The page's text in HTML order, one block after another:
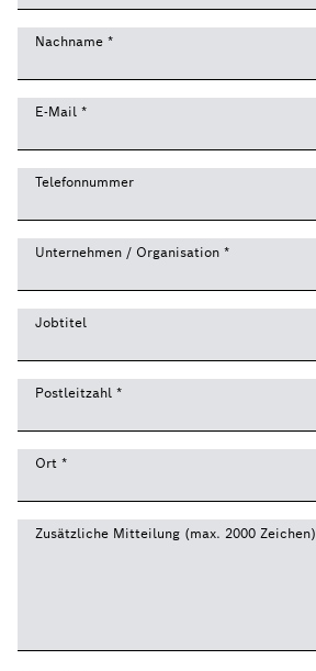
Nachname *
E-Mail *
Telefonnummer
Unternehmen / Organisation *
Jobtitel
Postleitzahl *
Ort *
Zusätzliche Mitteilung (max. 2000 Zeichen)